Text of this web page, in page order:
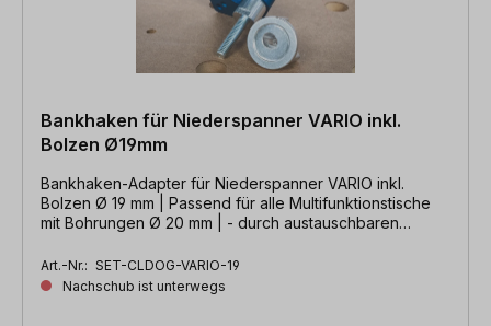
Bankhaken für Niederspanner VARIO inkl.
Bolzen Ø19mm
Bankhaken-Adapter für Niederspanner VARIO inkl.
Bolzen Ø 19 mm | Passend für alle Multifunktionstische
mit Bohrungen Ø 20 mm | - durch austauschbaren
Art.-Nr.: SET-CLDOG-VARIO-19
Nachschub ist unterwegs